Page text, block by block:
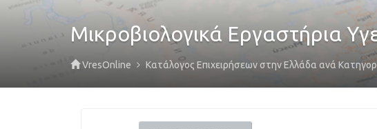
Μικροβιολογικά Εργαστήρια
VresOnline Κατάλογος Επιχειρήσεων στην Ελλάδα ανά